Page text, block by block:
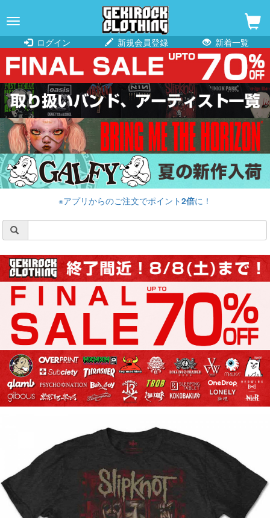
navigation
ログイン
新規会員登録 新着一覧
※アプリからのご注文でポイント2倍に！